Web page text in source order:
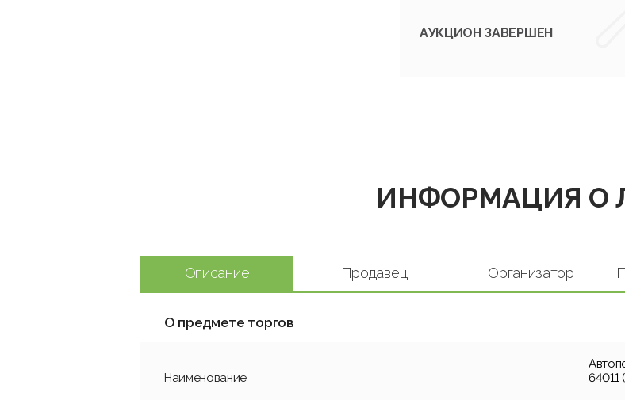
АУКЦИОН ЗАВЕРШЕН
ИНФОРМАЦИЯ О
Описание Продавец Организатор
О предмете торгов
Наименование